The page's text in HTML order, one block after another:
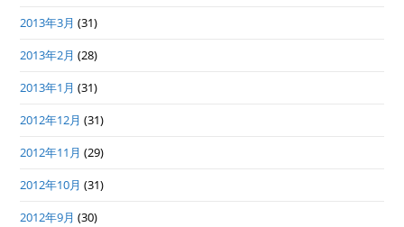
2013年3月 (31)
2013年2月 (28)
2013年1月 (31)
2012年12月 (31)
2012年11月 (29)
2012年10月 (31)
2012年9月 (30)